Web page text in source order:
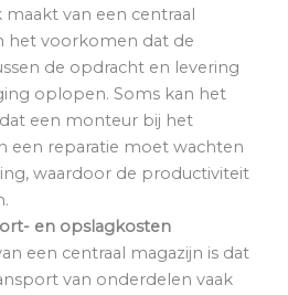
maakt van een centraal
het voorkomen dat de
de opdracht en levering
oplopen. Soms kan het
een monteur bij het
een reparatie moet wachten
waardoor de productiviteit
en opslagkosten
een centraal magazijn is dat
van onderdelen vaak